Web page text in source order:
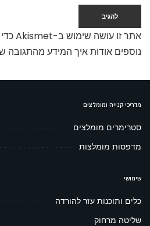
אתר זו עושה שימוש ב-Akismet כדי לסנן תגובות זבל.
נוספים אודות איך המידע מהתגובה
מדריכי קנייה ומומלצים
סטרימרים מומלצים
מדפסות מומלצות
שימושי
כלים ותוכנות עזר להורדה
שליטה מרחוק